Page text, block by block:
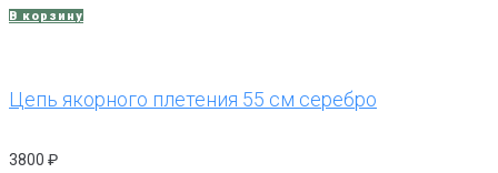
В корзину
Цепь якорного плетения 55 см серебро
3800 ₽